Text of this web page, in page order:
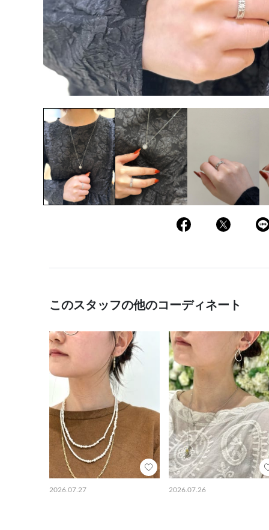
このスタッフの他のコーディネート
2026.07.27 2026.07.26